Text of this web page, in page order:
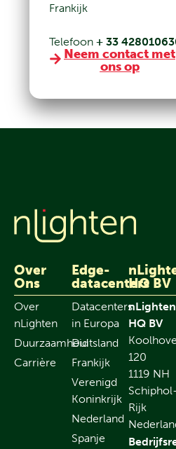
Frankijk
Telefoon + 33
Neem contact met
ons op
Over
Ons
Over
nLighten
Duurzaamheid
Carrière
Edge-
datacenters
Datacenters
in Europa
Duitsland
Frankijk
Verenigd
Koninkrijk
Nederland
Spanje
HQ BV
nLighten
HQ BV
120
1119 NH
Rijk